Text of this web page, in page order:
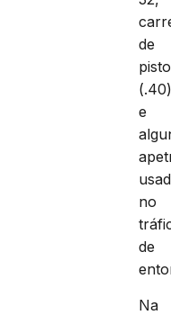
de
e
no
de
Na